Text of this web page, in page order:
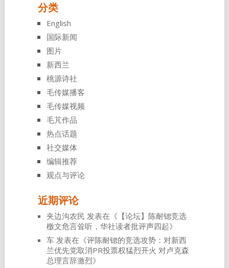
分类
English
国际新闻
图片
新西兰
桃源诗社
毛传媒播客
毛传媒视频
毛芃作品
热点话题
社交媒体
编辑推荐
观点与评论
近期评论
夹边沟农民 发表在《 【论坛】陈耐锶竞选
檄文危言耸听，华社读者批评声四起》
车发表在《评陈耐锶的竞选攻势：对新西
兰优先党取消PR投票权猛烈开火 对卢克森
总理言辞激烈》